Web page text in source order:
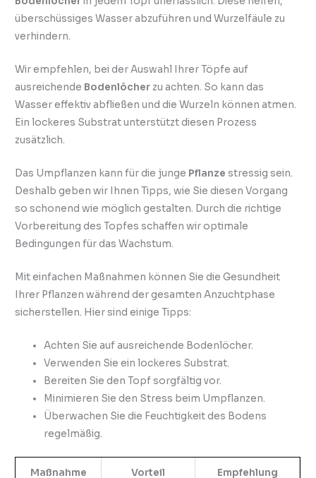
überschüssiges Wasser abzuführen und Wurzelfäule zu
verhindern.
Wir empfehlen, bei der Auswahl Ihrer Töpfe auf
ausreichende Bodenlöcher zu achten. So kann das
Wasser effektiv abfließen und die Wurzeln können atmen.
Ein lockeres Substrat unterstützt diesen Prozess
zusätzlich.
Das Umpflanzen kann für die junge Pflanze stressig sein.
Deshalb geben wir Ihnen Tipps, wie Sie diesen Vorgang
so schonend wie möglich gestalten. Durch die richtige
Vorbereitung des Topfes schaffen wir optimale
Bedingungen für das Wachstum.
Mit einfachen Maßnahmen können Sie die Gesundheit
Ihrer Pflanzen während der gesamten Anzuchtphase
sicherstellen. Hier sind einige Tipps:
Achten Sie auf ausreichende Bodenlöcher.
Verwenden Sie ein lockeres Substrat.
Bereiten Sie den Topf sorgfältig vor.
Minimieren Sie den Stress beim Umpflanzen.
Überwachen Sie die Feuchtigkeit des Bodens
regelmäßig.
Maßnahme Vorteil Empfehlung